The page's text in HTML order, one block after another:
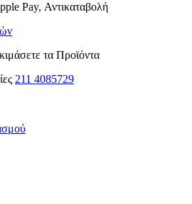
Pay, Αντικαταβολή
τα Προϊόντα
211 4085729